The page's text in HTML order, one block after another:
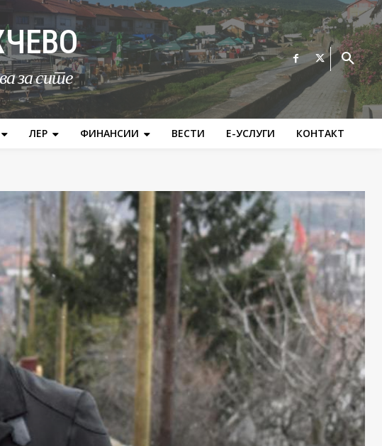
за сите
ЛЕР ФИНАНСИИ ВЕСТИ Е-УСЛУГИ КОНТАКТ